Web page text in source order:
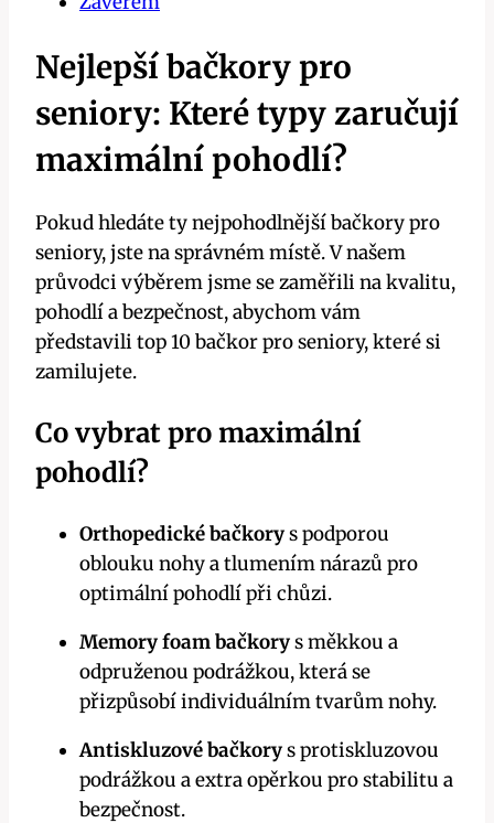
Nejlepší bačkory pro
seniory: Které typy zaručují
maximální pohodlí?
Pokud hledáte ty nejpohodlnější bačkory pro
seniory, jste na správném místě. V našem
průvodci výběrem jsme se zaměřili na kvalitu,
pohodlí a bezpečnost, abychom vám
představili top 10 bačkor pro seniory, které si
zamilujete.
Co vybrat pro maximální
pohodlí?
Orthopedické bačkorys podporou
oblouku nohy a tlumením nárazů pro
optimální pohodlí při chůzi.
Memory foam bačkorys měkkou a
odpruženou podrážkou, která se
přizpůsobí individuálním tvarům nohy.
Antiskluzové bačkorys protiskluzovou
podrážkou a extra opěrkou pro stabilitu a
bezpečnost.